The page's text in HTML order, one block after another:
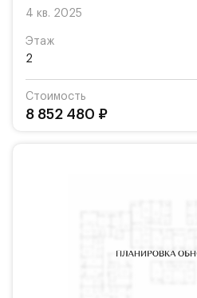
4 кв. 2025
Этаж
2
Стоимость
8 852 480 ₽